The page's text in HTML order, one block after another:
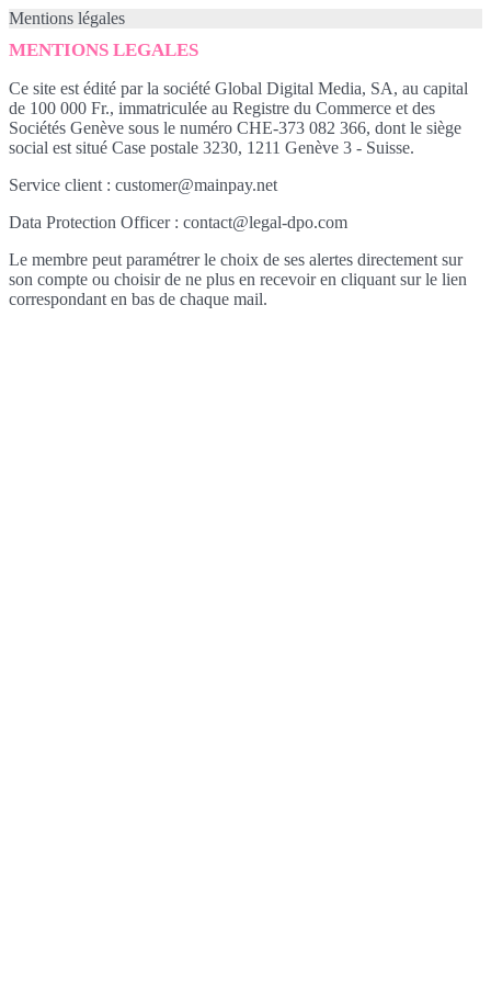
Mentions légales
MENTIONS LEGALES
Ce site est édité par la société Global Digital Media, SA, au capital
de 100 000 Fr., immatriculée au Registre du Commerce et des
Sociétés Genève sous le numéro CHE-373 082 366, dont le siège
social est situé Case postale 3230, 1211 Genève 3 - Suisse.
Service client : customer@mainpay.net
Data Protection Officer : contact@legal-dpo.com
Le membre peut paramétrer le choix de ses alertes directement sur
son compte ou choisir de ne plus en recevoir en cliquant sur le lien
correspondant en bas de chaque mail.